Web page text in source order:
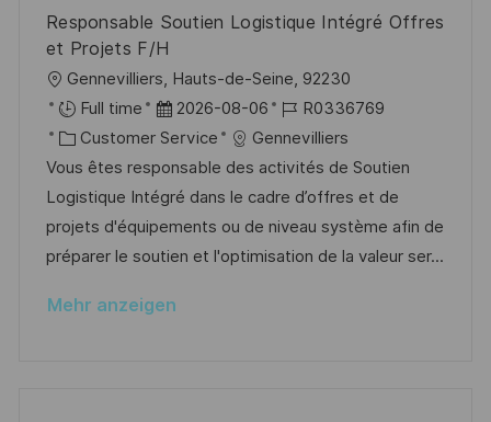
c
h
u
n
g
r
f
c
Responsable Soutien Logistique Intégré Offres
et Projets F/H
O
r
t
Gennevilliers, Hauts-de-Seine, 92230
Full time
D
a
t
u
m
d
r
2026-08-06
J
o
b
-
I
D
R0336769
K
a
t
e
g
r
Customer Service
Gennevilliers
Vous êtes responsable des activités de Soutien
Logistique Intégré dans le cadre d’offres et de
projets d'équipements ou de niveau système afin de
préparer le soutien et l'optimisation de la valeur ser...
Mehr anzeigen